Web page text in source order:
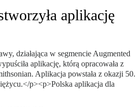
aplikację
działająca w segmencie Augmented
aplikację, którą opracowała z
Aplikacja powstała z okazji 50.
p><p>Polska aplikacja dla